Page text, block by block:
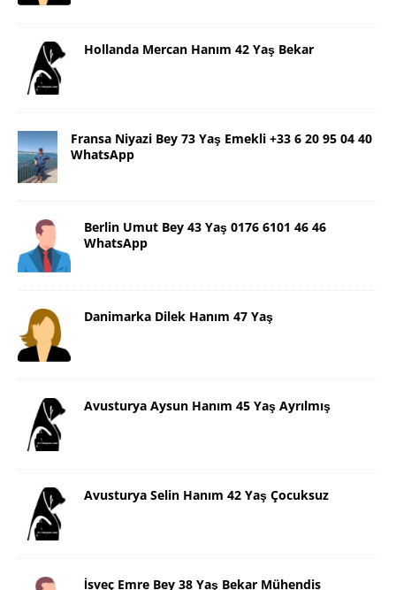
Hollanda Mercan Hanım 42 Yaş Bekar
Fransa Niyazi Bey 73 Yaş Emekli +33 6 20 95 04 40
WhatsApp
Berlin Umut Bey 43 Yaş 0176 6101 46 46
WhatsApp
Danimarka Dilek Hanım 47 Yaş
Avusturya Aysun Hanım 45 Yaş Ayrılmış
Avusturya Selin Hanım 42 Yaş Çocuksuz
İsveç Emre Bey 38 Yaş Bekar Mühendis